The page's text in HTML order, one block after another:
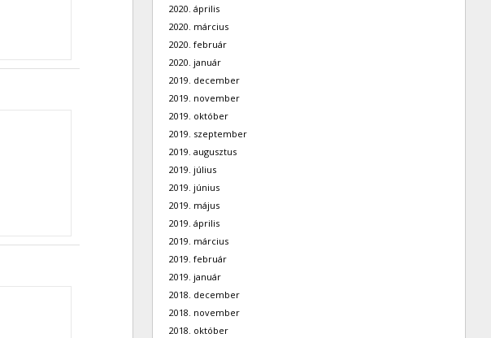
2020. április
2020. március
2020. február
2020. január
2019. december
2019. november
2019. október
2019. szeptember
2019. augusztus
2019. július
2019. június
2019. május
2019. április
2019. március
2019. február
2019. január
2018. december
2018. november
2018. október